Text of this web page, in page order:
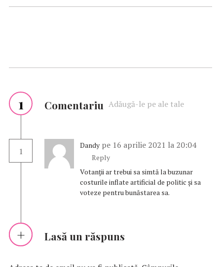
1 Comentariu Adăugă-le pe ale tale
1
Dandy pe 16 aprilie 2021 la 20:04
Reply
Votanții ar trebui sa simtă la buzunar
costurile inflate artificial de politic și sa
voteze pentru bunăstarea sa.
Lasă un răspuns